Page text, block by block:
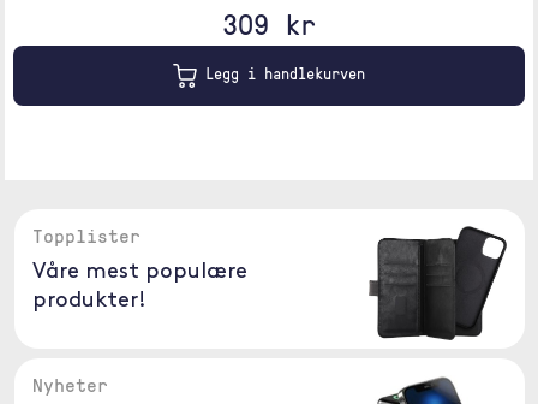
309 kr
Legg i handlekurven
Topplister
Våre mest populære
produkter!
Nyheter